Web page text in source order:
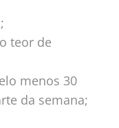
teor de
menos 30
da semana;